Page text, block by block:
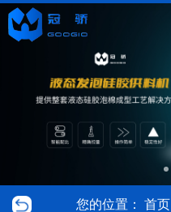
您的位置： 首页